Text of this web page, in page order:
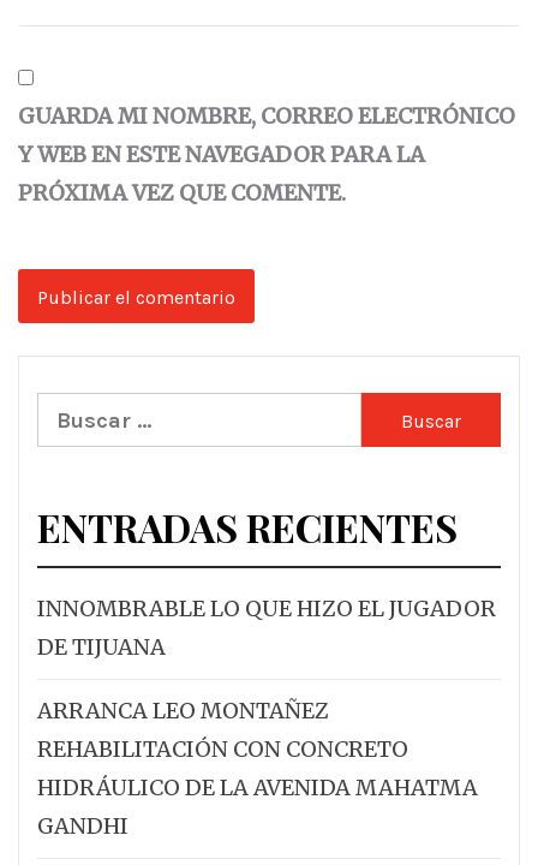
GUARDA MI NOMBRE, CORREO ELECTRÓNICO
Y WEB EN ESTE NAVEGADOR PARA LA
PRÓXIMA VEZ QUE COMENTE.
Buscar:
ENTRADAS RECIENTES
INNOMBRABLE LO QUE HIZO EL JUGADOR
DE TIJUANA
ARRANCA LEO MONTAÑEZ
REHABILITACIÓN CON CONCRETO
HIDRÁULICO DE LA AVENIDA MAHATMA
GANDHI